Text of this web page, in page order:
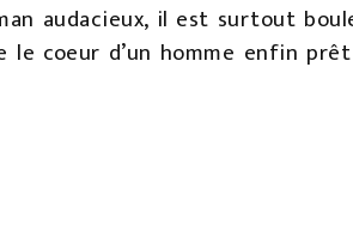
audacieux, il est surtout
le coeur d’un homme enfin